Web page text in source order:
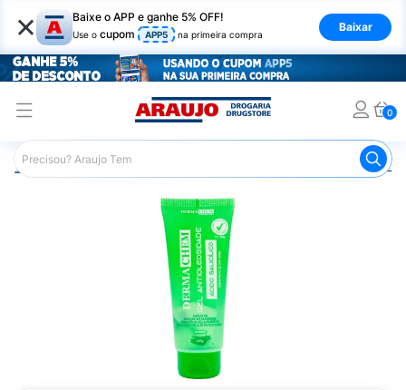
× Baixe o APP e ganhe 5% OFF!
Use o cupom APP5 na primeira compra
Baixar
0
Araujo Beleza e Cuidados Cuidados com o Rosto